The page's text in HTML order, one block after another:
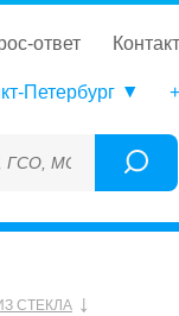
ответ
Петербург
ОСО, СОП, ГРСИ,
СТЕКЛА